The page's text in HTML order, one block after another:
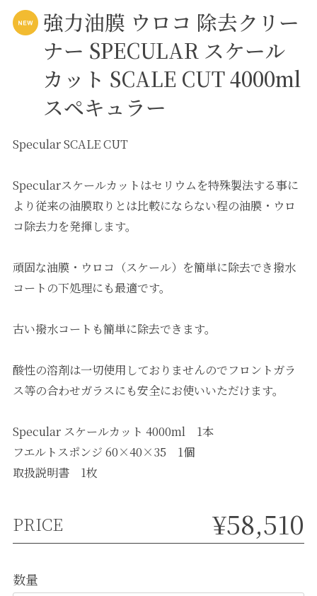
強力油膜 ウロコ 除去クリー
ナー SPECULAR スケール
カット SCALE CUT 4000ml
スペキュラー
Specular SCALE CUT
Specularスケールカットはセリウムを特殊製法する事に
より従来の油膜取りとは比較にならない程の油膜・ウロ
コ除去力を発揮します。
頑固な油膜・ウロコ（スケール）を簡単に除去でき撥水
コートの下処理にも最適です。
古い撥水コートも簡単に除去できます。
酸性の溶剤は一切使用しておりませんのでフロントガラ
ス等の合わせガラスにも安全にお使いいただけます。
Specular スケールカット 4000ml 1本
フエルトスポンジ 60×40×35 1個
取扱説明書 1枚
PRICE ¥58,510
数量